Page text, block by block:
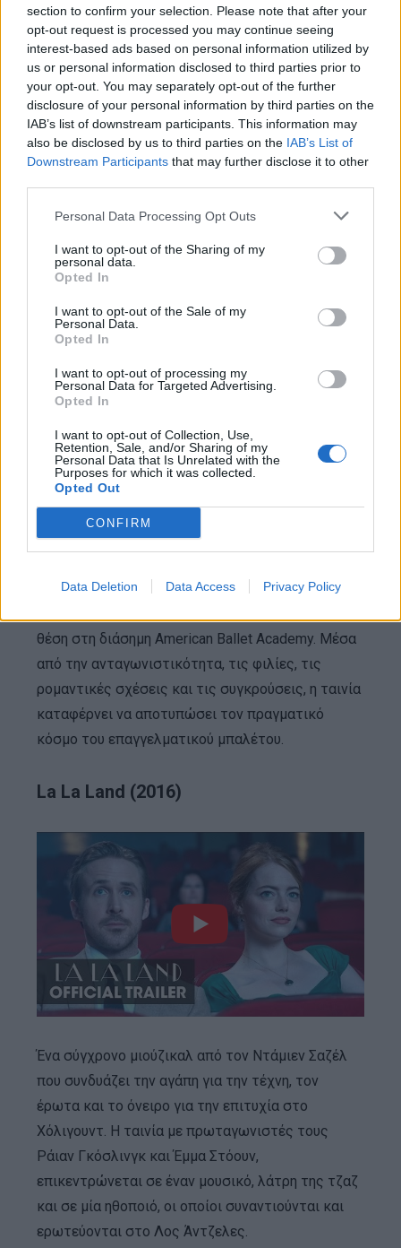
section to confirm your selection. Please note that after your
opt-out request is processed you may continue seeing
interest-based ads based on personal information utilized by
us or personal information disclosed to third parties prior to
your opt-out. You may separately opt-out of the further
disclosure of your personal information by third parties on the
IAB’s list of downstream participants. This information may
also be disclosed by us to third parties on the IAB’s List of
Downstream Participants that may further disclose it to other
Personal Data Processing Opt Outs
I want to opt-out of the Sharing of my
personal data.
Opted In
I want to opt-out of the Sale of my
Personal Data.
Opted In
I want to opt-out of processing my
Personal Data for Targeted Advertising.
Opted In
I want to opt-out of Collection, Use,
Retention, Sale, and/or Sharing of my
Personal Data that Is Unrelated with the
Purposes for which it was collected.
Opted Out
CONFIRM
Data Deletion Data Access Privacy Policy
Το “Flashdance” είναι μια κλασική ταινία που
αποτυπώνει το πάθος και την επιμονή της Άλεξ,
μιας νεαρής γυναίκας που εργάζεται ως εργάτρια
τη μέρα και χορεύτρια τη νύχτα, ενώ ονειρεύεται
να γίνει επαγγελματίας μπαλαρίνα. Οι θρυλικές
υπόκρουση, έχουν κάνει την ταινία αυτή σημείο
αναφοράς για κάθε λάτρη του χορού.
μπαλέτου, η οποία ακολουθεί μια ομάδα νεαρών
θέση στη διάσημη American Ballet Academy. Μέσα
από την ανταγωνιστικότητα, τις φιλίες, τις
ρομαντικές σχέσεις και τις συγκρούσεις, η ταινία
καταφέρνει να αποτυπώσει τον πραγματικό
κόσμο του επαγγελματικού μπαλέτου.
La La Land (2016)
Ένα σύγχρονο μιούζικαλ από τον Ντάμιεν Σαζέλ
που συνδυάζει την αγάπη για την τέχνη, τον
έρωτα και το όνειρο για την επιτυχία στο
Χόλιγουντ. Η ταινία με πρωταγωνιστές τους
Ράιαν Γκόσλινγκ και Έμμα Στόουν,
επικεντρώνεται σε έναν μουσικό, λάτρη της τζαζ
και σε μία ηθοποιό, οι οποίοι συναντιούνται και
ερωτεύονται στο Λος Άντζελες.